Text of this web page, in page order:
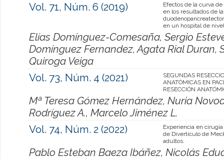
Vol. 71, Núm. 6 (2019)
Efectos de la curva
en los resultados de la
en un hospital de
Elías Domínguez-Comesaña, Sergio
Domínguez Fernandez, Agata Rial Duran,
Quiroga Veiga
Vol. 73, Núm. 4 (2021)
SEGUNDAS
ANATÓMICAS EN
RESECCIÓN
Mª Teresa Gómez Hernández, Nuria
Rodríguez A., Marcelo Jiménez L.
Vol. 74, Núm. 2 (2022)
Experiencia en
de Divertículo de
adultos.
Pablo Esteban Baeza Ibáñez, Nicolás